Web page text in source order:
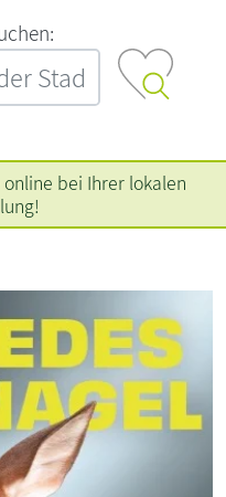
online bei Ihrer lokalen